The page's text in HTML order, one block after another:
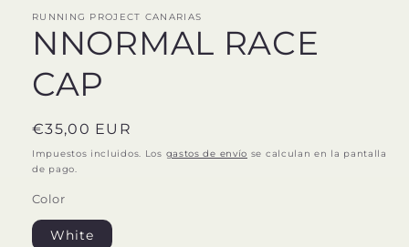
RUNNING PROJECT CANARIAS
NNORMAL RACE
CAP
Precio
habitual
€35,00 EUR
Impuestos incluidos. Los gastos de envío se calculan en la pantalla
de pago.
Color
White